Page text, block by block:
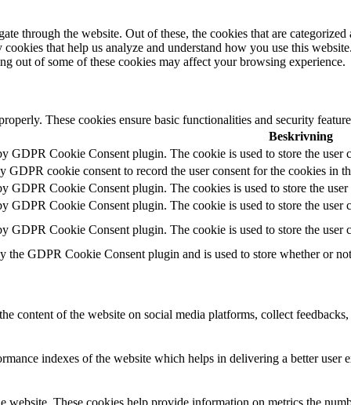
through the website. Out of these, the cookies that are categorized
that help us analyze and understand how you use this
out of some of these cookies may affect your browsing experience.
These cookies ensure basic functionalities and security
Beskrivning
GDPR Cookie Consent plugin. The cookie is used to store the
GDPR cookie consent to record the user consent for the cookies in
GDPR Cookie Consent plugin. The cookies is used to store the
GDPR Cookie Consent plugin. The cookie is used to store the user
GDPR Cookie Consent plugin. The cookie is used to store the
the GDPR Cookie Consent plugin and is used to store whether or
content of the website on social media platforms, collect
indexes of the website which helps in delivering a better user